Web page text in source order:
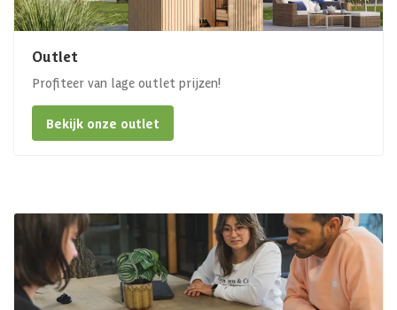
Outlet
Profiteer van lage outlet prijzen!
Bekijk onze outlet